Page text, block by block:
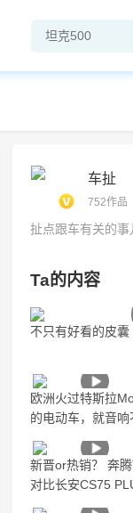
车扯
752作品
扯点跟车有关的事
Ta的内容
不只有好看的皮
欧洲火过特斯拉
的电动车，就音响
错？【观冬煮
新晋or热销？ 奔
对比长安CS75